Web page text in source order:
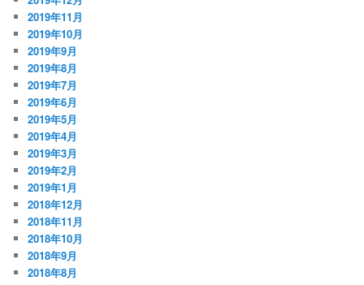
2019年11月
2019年10月
2019年9月
2019年8月
2019年7月
2019年6月
2019年5月
2019年4月
2019年3月
2019年2月
2019年1月
2018年12月
2018年11月
2018年10月
2018年9月
2018年8月